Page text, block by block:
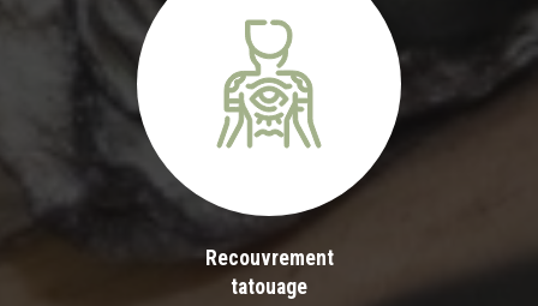
Recouvrement
tatouage